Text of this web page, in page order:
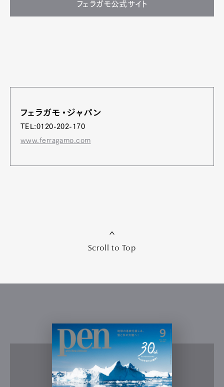
フェラガモ公式サイト
フェラガモ・ジャパン
TEL:0120-202-170
www.ferragamo.com
Scroll to Top